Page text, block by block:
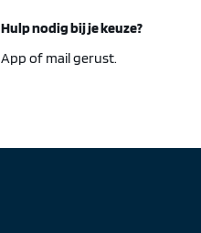
Hulp nodig bij je keuze?
App of mail gerust.